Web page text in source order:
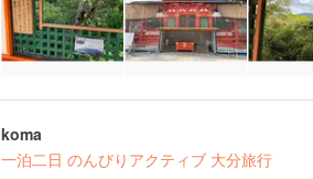
koma
一泊二日 のんびりアクティブ 大分旅行